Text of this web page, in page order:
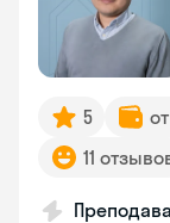
5
11